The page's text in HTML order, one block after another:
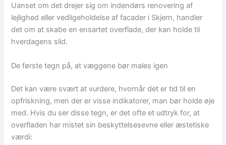
Uanset om det drejer sig om indendørs renovering af
lejlighed eller vedligeholdelse af facader i Skjern, handler
det om at skabe en ensartet overflade, der kan holde til
hverdagens slid.
De første tegn på, at væggene bør males igen
Det kan være svært at vurdere, hvornår det er tid til en
opfriskning, men der er visse indikatorer, man bør holde øje
med. Hvis du ser disse tegn, er det ofte et udtryk for, at
overfladen har mistet sin beskyttelsesevne eller æstetiske
værdi: